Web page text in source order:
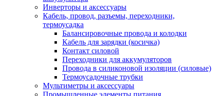
Инверторы и аксессуары
Кабель, провод, разъемы, переходники,
термоусадка
Балансировочные провода и колодки
Кабель для зарядки (косичка)
Контакт силовой
Переходники для аккумуляторов
Провода в силиконовой изоляции (силовые)
Термоусадочные трубки
Мультиметры и аксессуары
Промышленные элементы питания